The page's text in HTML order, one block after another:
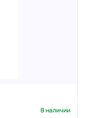
В наличии